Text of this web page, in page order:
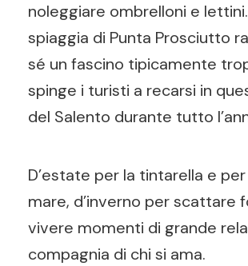
noleggiare ombrelloni e
spiaggia di Punta Prosciutto
sé un fascino tipicamente
spinge i turisti a recarsi in
del Salento durante tutto
D’estate per la tintarella e
mare, d’inverno per scattare
vivere momenti di grande
compagnia di chi si ama.